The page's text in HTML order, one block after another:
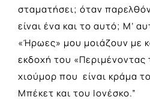
σταματήσει; όταν
είναι ένα και το αυτό; Μ’
«Ήρωες» μου μοιάζουν με
εκδοχή του «Περιμένοντας
χιούμορ που είναι κράμα
Μπέκετ και του Ιονέσκο.”